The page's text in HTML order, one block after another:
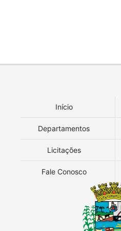
Início
Departamentos
Licitações
Fale Conosco